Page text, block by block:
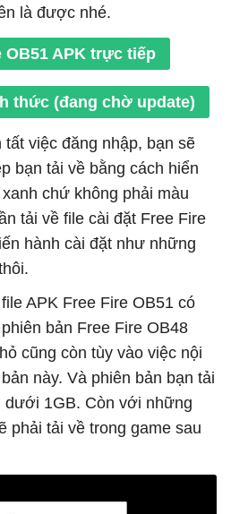
là được nhé.
OB51 APK trực tiếp
thức (đang chờ update)
việc đăng nhập, bạn sẽ
bạn tải về bằng cách hiển
chứ không phải màu
tải về file cài đặt Free Fire
hành cài đặt như những
APK Free Fire OB51 có
bản Free Fire OB48
cũng còn tùy vào việc nội
này. Và phiên bản bạn tải
dưới 1GB. Còn với những
phải tải về trong game sau